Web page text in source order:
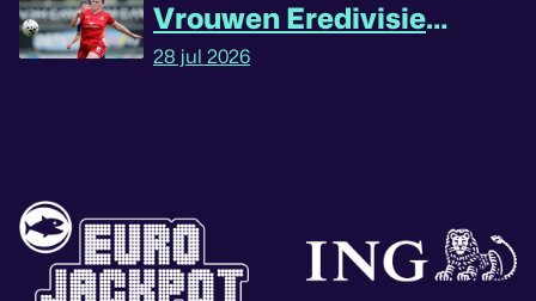
Vrouwen Eredivisie
omgedraaid
28 jul 2026